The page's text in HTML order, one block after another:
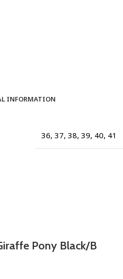
INFORMATION
36, 37, 38, 39, 40, 41
Pony Black/B